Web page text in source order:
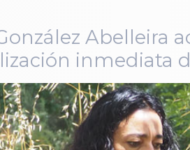
Abelleira
inmediata